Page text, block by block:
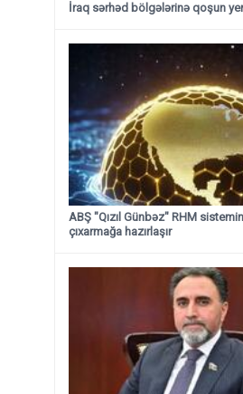
İraq sərhəd bölgələrinə qoşun
ABŞ "Qızıl Günbəz" RHM
çıxarmağa hazırlaşır